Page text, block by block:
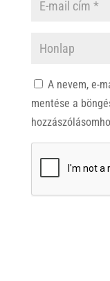
A nevem, e-
mentése a